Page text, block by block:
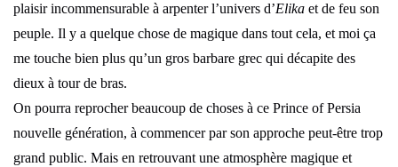
plaisir incommensurable à arpenter l’univers d’Elika et de feu son
peuple. Il y a quelque chose de magique dans tout cela, et moi ça
me touche bien plus qu’un gros barbare grec qui décapite des
dieux à tour de bras.
On pourra reprocher beaucoup de choses à ce Prince of Persia
nouvelle génération, à commencer par son approche peut-être trop
grand public. Mais en retrouvant une atmosphère magique et